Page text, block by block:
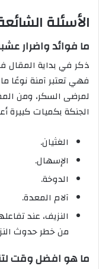
الأسئلة
ما فوائد واضرار
ذكر في بداية المقال
فهي تعتبر آمنة نوعًا
لمرضى السكر، ومن
الجنكة بكميات كبيرة
الغثيان.
الإسهال.
الدوخة.
آلام المعدة.
النزيف، عند
من خطر حدوث
ما هو افضل وقت